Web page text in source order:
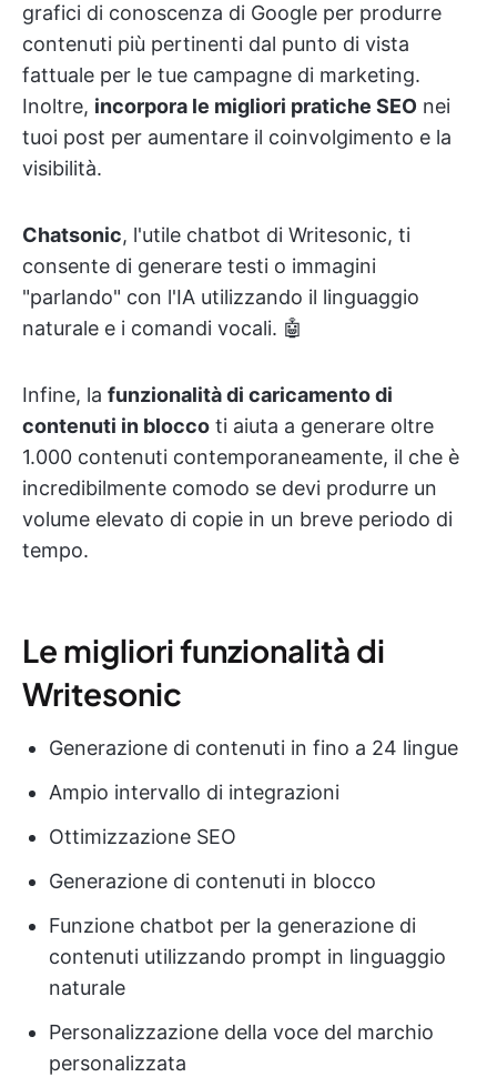
grafici di conoscenza di Google per produrre
contenuti più pertinenti dal punto di vista
fattuale per le tue campagne di marketing.
Inoltre, incorpora le migliori pratiche SEO nei
tuoi post per aumentare il coinvolgimento e la
visibilità.
Chatsonic, l'utile chatbot di Writesonic, ti
consente di generare testi o immagini
"parlando" con l'IA utilizzando il linguaggio
naturale e i comandi vocali. 🤖
Infine, la funzionalità di caricamento di
contenuti in blocco ti aiuta a generare oltre
1.000 contenuti contemporaneamente, il che è
incredibilmente comodo se devi produrre un
volume elevato di copie in un breve periodo di
tempo.
Le migliori funzionalità di
Writesonic
Generazione di contenuti in fino a 24 lingue
Ampio intervallo di integrazioni
Ottimizzazione SEO
Generazione di contenuti in blocco
Funzione chatbot per la generazione di
contenuti utilizzando prompt in linguaggio
naturale
Personalizzazione della voce del marchio
personalizzata